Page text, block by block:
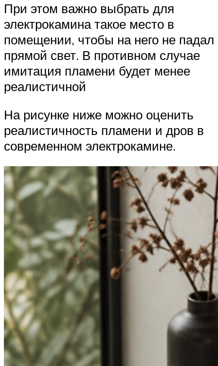
При этом важно выбрать для
электрокамина такое место в
помещении, чтобы на него не падал
прямой свет. В противном случае
имитация пламени будет менее
реалистичной
На рисунке ниже можно оценить
реалистичность пламени и дров в
современном электрокамине.